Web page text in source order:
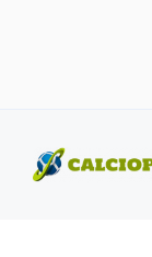
contenuto